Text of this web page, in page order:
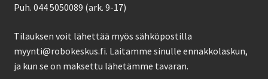
Puh. 044 5050089 (ark. 9-17)
Tilauksen voit lähettää myös sähköpostilla
myynti@robokeskus.fi. Laitamme sinulle ennakkolaskun,
ja kun se on maksettu lähetämme tavaran.